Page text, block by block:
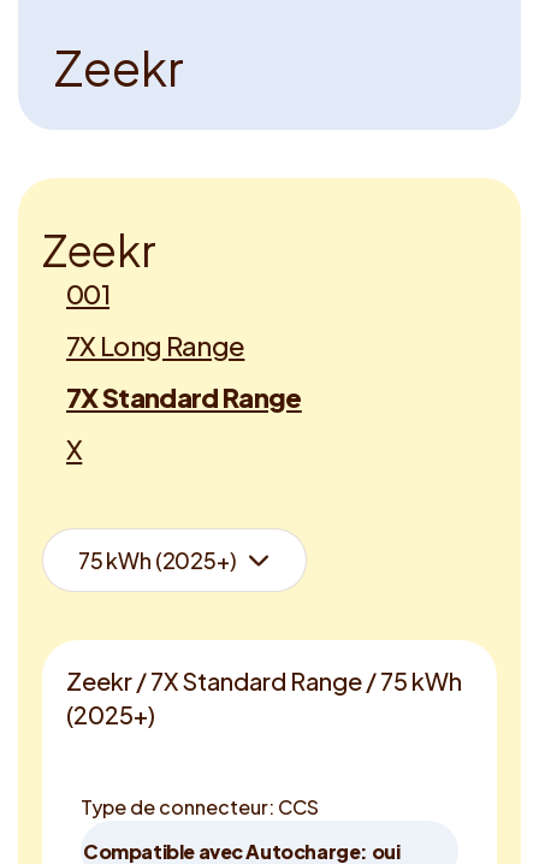
Zeekr
Zeekr
001
7X Long Range
7X Standard Range
X
Zeekr / 7X Standard Range / 75 kWh
(2025+)
Type de connecteur: CCS
Compatible avec Autocharge: oui